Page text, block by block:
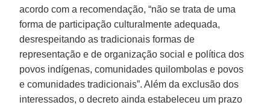
acordo com a recomendação, “não se trata de uma
forma de participação culturalmente adequada,
desrespeitando as tradicionais formas de
representação e de organização social e política dos
povos indígenas, comunidades quilombolas e povos
e comunidades tradicionais”. Além da exclusão dos
interessados, o decreto ainda estabeleceu um prazo